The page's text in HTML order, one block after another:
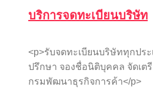
บริการจดทะเบียนบริษัท
<p>รับจดทะเบียนบริษัททุกปร
ปรึกษา จองชื่อนิติบุคคล จัดเต
กรมพัฒนาธุรกิจการค้า</p>